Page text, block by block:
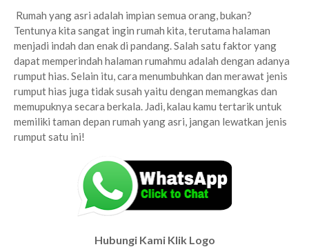
Rumah yang asri adalah impian semua orang, bukan?
Tentunya kita sangat ingin rumah kita, terutama halaman
menjadi indah dan enak di pandang. Salah satu faktor yang
dapat memperindah halaman rumahmu adalah dengan adanya
rumput hias. Selain itu, cara menumbuhkan dan merawat jenis
rumput hias juga tidak susah yaitu dengan memangkas dan
memupuknya secara berkala. Jadi, kalau kamu tertarik untuk
memiliki taman depan rumah yang asri, jangan lewatkan jenis
rumput satu ini!
Hubungi Kami Klik Logo